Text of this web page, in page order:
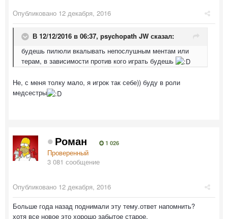
Опубликовано 12 декабря, 2016
В 12/12/2016 в 06:37, psychopath JW сказал:
будешь пилюли вкалывать непослушным ментам или
терам, в зависимости против кого играть будешь
Не, с меня толку мало, я игрок так себе)) буду в роли
медсестры
Роман 1 026
Проверенный
3 081 сообщение
Опубликовано 12 декабря, 2016
Больше года назад поднимали эту тему.ответ напомнить?
хотя все новое это хорошо забытое старое.